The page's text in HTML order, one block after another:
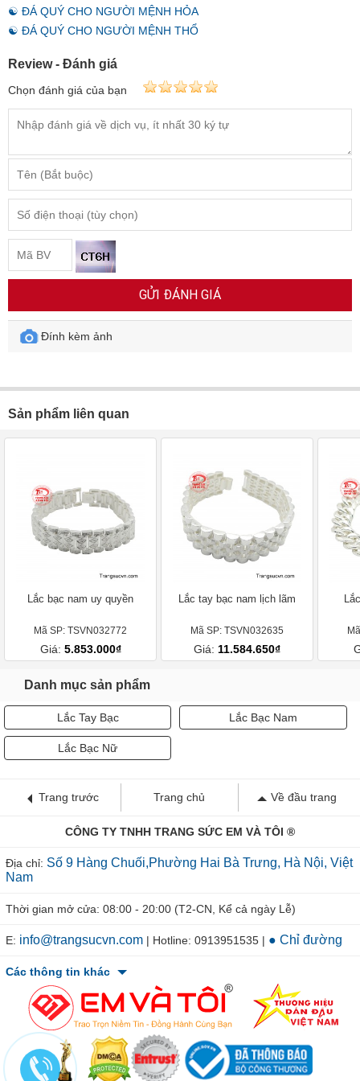
☯ ĐÁ QUÝ CHO NGƯỜI MỆNH HỎA
☯ ĐÁ QUÝ CHO NGƯỜI MỆNH THỔ
Review - Đánh giá
Chọn đánh giá của bạn
GỬI ĐÁNH GIÁ
Đính kèm ảnh
Sản phẩm liên quan
Lắc bạc nam uy quyền
Mã SP: TSVN032772
Giá: 5.853.000₫
Lắc tay bạc nam lịch lãm
Mã SP: TSVN032635
Giá: 11.584.650₫
Danh mục sản phẩm
Lắc Tay Bạc Lắc Bạc Nam
Lắc Bạc Nữ
Trang trước Trang chủ Về đầu trang
CÔNG TY TNHH TRANG SỨC EM VÀ TÔI ®
Địa chỉ: Số 9 Hàng Chuối,Phường Hai Bà Trưng, Hà Nội, Việt
Nam
Thời gian mở cửa: 08:00 - 20:00 (T2-CN, Kể cả ngày Lễ)
E: info@trangsucvn.com | Hotline: 0913951535 | ● Chỉ đường
Các thông tin khác